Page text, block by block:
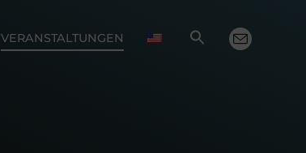
VERANSTALTUNGEN